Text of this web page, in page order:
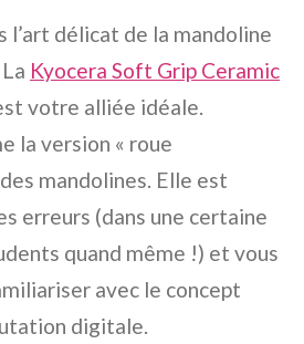
l’art délicat de la mandoline
Kyocera Soft Grip Ceramic
votre alliée idéale.
la version « roue
mandolines. Elle est
erreurs (dans une certaine
quand même !) et vous
avec le concept
digitale.